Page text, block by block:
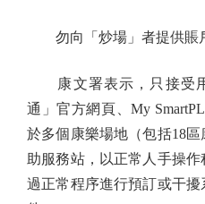
勿向「炒場」者提供賬
康文署表示，只接受用
通」官方網頁、My
於多個康樂場地（包括18
助服務站，以正常人手操
過正常程序進行預訂或干